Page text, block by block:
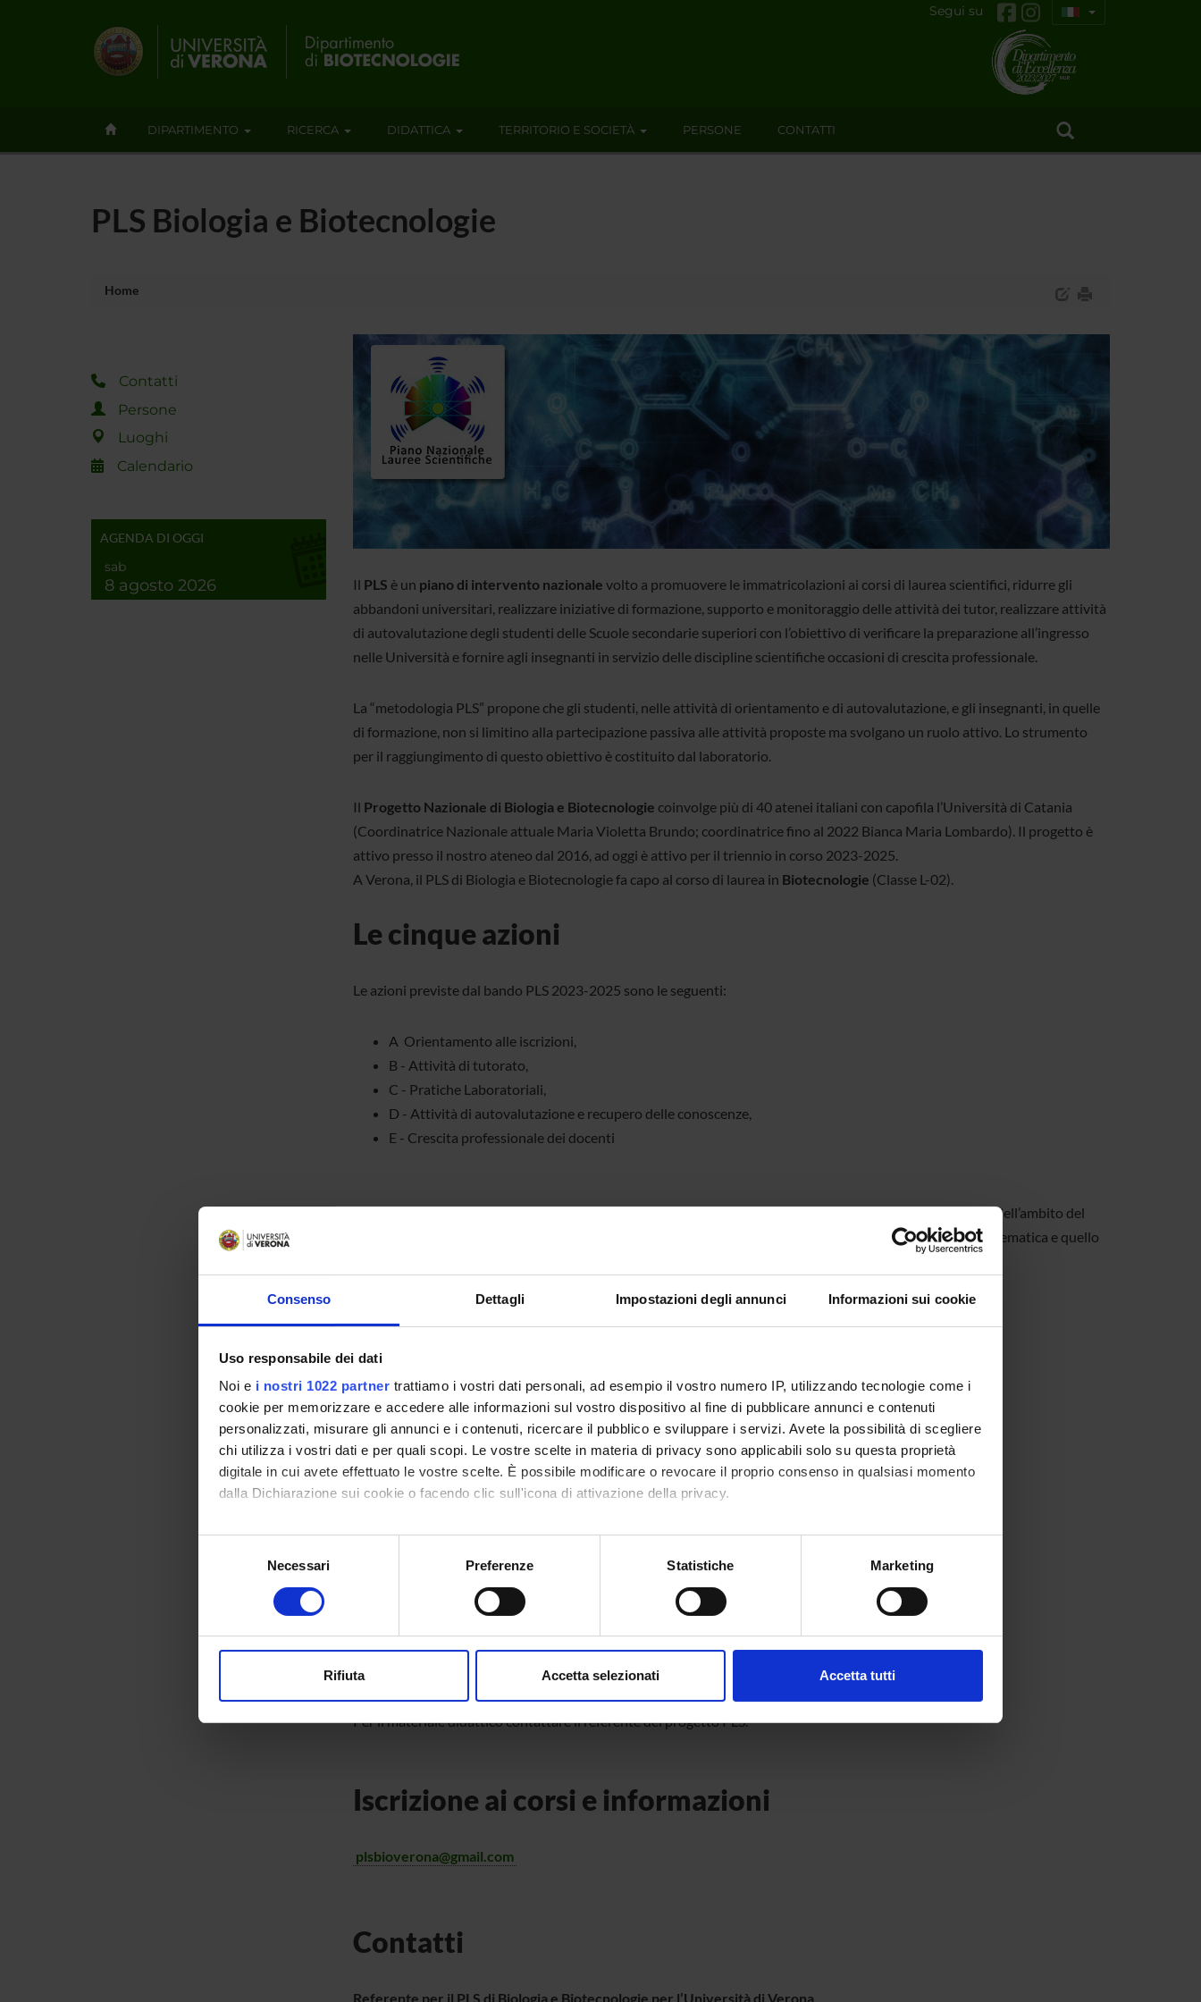
Consenso Dettagli Impostazioni degli annunci Informazioni sui cookie
Uso responsabile dei dati
Noi e i nostri 1022 partner trattiamo i vostri dati personali, ad esempio il vostro numero IP, utilizzando tecnologie come i
cookie per memorizzare e accedere alle informazioni sul vostro dispositivo al fine di pubblicare annunci e contenuti
personalizzati, misurare gli annunci e i contenuti, ricercare il pubblico e sviluppare i servizi. Avete la possibilità di scegliere
chi utilizza i vostri dati e per quali scopi. Le vostre scelte in materia di privacy sono applicabili solo su questa proprietà
digitale in cui avete effettuato le vostre scelte. È possibile modificare o revocare il proprio consenso in qualsiasi momento
dalla Dichiarazione sui cookie o facendo clic sull'icona di attivazione della privacy.
Con il tuo consenso, vorremmo anche:
raccogliere informazioni sulla tua posizione geografica, con un'approssimazione di qualche metro,
digitali).
modificare o ritirare il tuo consenso in qualsiasi momento dalla Dichiarazione sui cookie.
Necessari Preferenze Statistiche Marketing
Rifiuta Accetta selezionati Accetta tutti
Segui su
DIPARTIMENTO RICERCA DIDATTICA TERRITORIO E SOCIETÀ PERSONE CONTATTI
PLS Biologia e Biotecnologie
Home
Contatti
Persone
Luoghi
Calendario
AGENDA DI OGGI
sab
8 agosto 2026 Il PLS è un piano di intervento nazionale volto a promuovere le immatricolazioni ai corsi di laurea scientifici, ridurre gli
abbandoni universitari, realizzare iniziative di formazione, supporto e monitoraggio delle attività dei tutor, realizzare attività
di autovalutazione degli studenti delle Scuole secondarie superiori con l’obiettivo di verificare la preparazione all’ingresso
nelle Università e fornire agli insegnanti in servizio delle discipline scientifiche occasioni di crescita professionale.
La “metodologia PLS” propone che gli studenti, nelle attività di orientamento e di autovalutazione, e gli insegnanti, in quelle
di formazione, non si limitino alla partecipazione passiva alle attività proposte ma svolgano un ruolo attivo. Lo strumento
per il raggiungimento di questo obiettivo è costituito dal laboratorio.
Il Progetto Nazionale di Biologia e Biotecnologie coinvolge più di 40 atenei italiani con capofila l’Università di Catania
(Coordinatrice Nazionale attuale Maria Violetta Brundo; coordinatrice fino al 2022 Bianca Maria Lombardo). Il progetto è
attivo presso il nostro ateneo dal 2016, ad oggi è attivo per il triennio in corso 2023-2025.
A Verona, il PLS di Biologia e Biotecnologie fa capo al corso di laurea in Biotecnologie (Classe L-02).
Le cinque azioni
Le azioni previste dal bando PLS 2023-2025 sono le seguenti:
A Orientamento alle iscrizioni,
B - Attività di tutorato,
C - Pratiche Laboratoriali,
D - Attività di autovalutazione e recupero delle conoscenze,
E - Crescita professionale dei docenti
Le attività organizzate mirano a coinvolgere il maggior numero di scuole superiori (insegnanti e studenti). Nell’ambito del
progetto si cerca anche di attivare interazioni con gli altri PLS presenti a Verona, in particolare il PLS di Matematica e quello
Spazio Matricole L2
Sportello MENT(R)E
Calendario attività proposte negli ultimi anni
2019/2020
Materiale didattico
Per il materiale didattico contattare il referente del progetto PLS.
Iscrizione ai corsi e informazioni
plsbioverona@gmail.com
Contatti
Referente per il PLS di Biologia e Biotecnologie per l’Università di Verona